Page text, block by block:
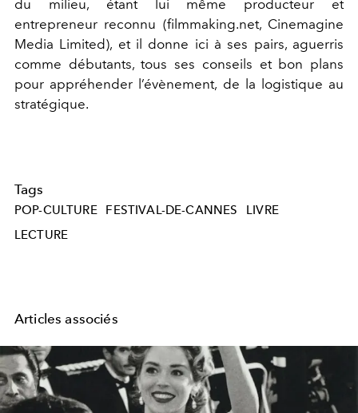
du milieu, étant lui même producteur et
entrepreneur reconnu (filmmaking.net, Cinemagine
Media Limited), et il donne ici à ses pairs, aguerris
comme débutants, tous ses conseils et bon plans
pour appréhender l’évènement, de la logistique au
stratégique.
Tags
POP-CULTURE FESTIVAL-DE-CANNES
LIVRE
LECTURE
Articles associés